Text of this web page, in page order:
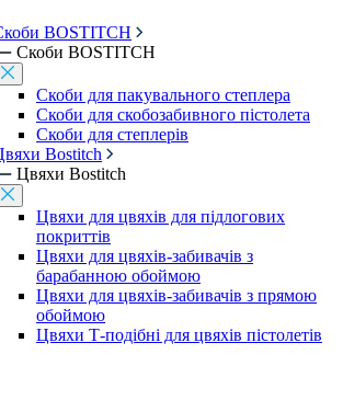
BOSTITCH
Скоби BOSTITCH
Скоби для пакувального степлера
Скоби для скобозабивного пістолета
Скоби для степлерів
Bostitch
Цвяхи Bostitch
Цвяхи для цвяхів для підлогових
покриттів
Цвяхи для цвяхів-забивачів з
барабанною обоймою
Цвяхи для цвяхів-забивачів з прямою
обоймою
Цвяхи Т-подібні для цвяхів пістолетів